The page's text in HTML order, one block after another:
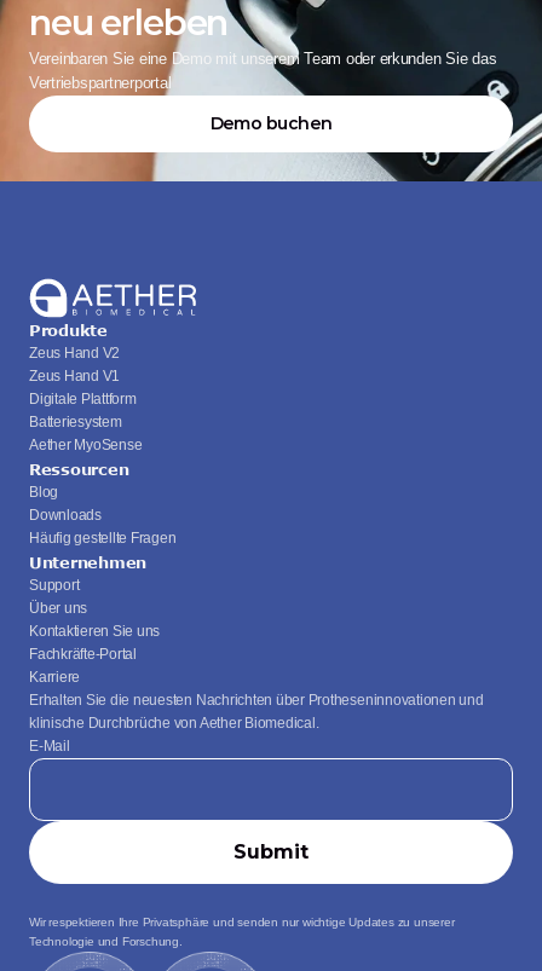
neu erleben
Vereinbaren Sie eine Demo mit unserem Team oder erkunden Sie das
Vertriebspartnerportal
Demo buchen
Produkte
Zeus Hand V2
Zeus Hand V1
Digitale Plattform
Batteriesystem
Aether MyoSense
Ressourcen
Blog
Downloads
Häufig gestellte Fragen
Unternehmen
Support
Über uns
Kontaktieren Sie uns
Fachkräfte-Portal
Karriere
Erhalten Sie die neuesten Nachrichten über Protheseninnovationen und
klinische Durchbrüche von Aether Biomedical.
E-Mail
Wir respektieren Ihre Privatsphäre und senden nur wichtige Updates zu unserer
Technologie und Forschung.